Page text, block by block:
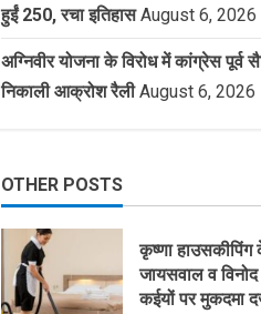
हुईं 250, रचा इतिहास August 6, 2026
अग्निवीर योजना के विरोध में कांग्रेस पूर्व
निकाली आक्रोश रैली August 6, 2026
OTHER POSTS
कृष्णा
जायसवाल व
कईयों पर मुकदमा